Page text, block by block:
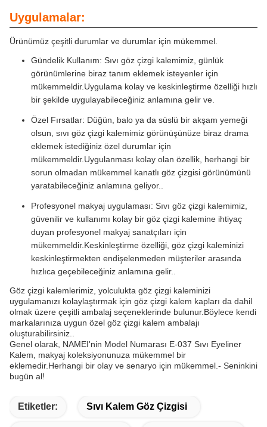
Uygulamalar:
Ürünümüz çeşitli durumlar ve durumlar için mükemmel.
Gündelik Kullanım: Sıvı göz çizgi kalemimiz, günlük
görünümlerine biraz tanım eklemek isteyenler için
mükemmeldir.Uygulama kolay ve keskinleştirme özelliği hızlı
bir şekilde uygulayabileceğiniz anlamına gelir ve.
Özel Fırsatlar: Düğün, balo ya da süslü bir akşam yemeği
olsun, sıvı göz çizgi kalemimiz görünüşünüze biraz drama
eklemek istediğiniz özel durumlar için
mükemmeldir.Uygulanması kolay olan özellik, herhangi bir
sorun olmadan mükemmel kanatlı göz çizgisi görünümünü
yaratabileceğiniz anlamına geliyor..
Profesyonel makyaj uygulaması: Sıvı göz çizgi kalemimiz,
güvenilir ve kullanımı kolay bir göz çizgi kalemine ihtiyaç
duyan profesyonel makyaj sanatçıları için
mükemmeldir.Keskinleştirme özelliği, göz çizgi kaleminizi
keskinleştirmekten endişelenmeden müşteriler arasında
hızlıca geçebileceğiniz anlamına gelir..
Göz çizgi kalemlerimiz, yolculukta göz çizgi kaleminizi
uygulamanızı kolaylaştırmak için göz çizgi kalem kapları da dahil
olmak üzere çeşitli ambalaj seçeneklerinde bulunur.Böylece kendi
markalarınıza uygun özel göz çizgi kalem ambalajı
oluşturabilirsiniz..
Genel olarak, NAMEI'nin Model Numarası E-037 Sıvı Eyeliner
Kalem, makyaj koleksiyonunuza mükemmel bir
eklemedir.Herhangi bir olay ve senaryo için mükemmel.- Seninkini
bugün al!
Etiketler: Sıvı Kalem Göz Çizgisi